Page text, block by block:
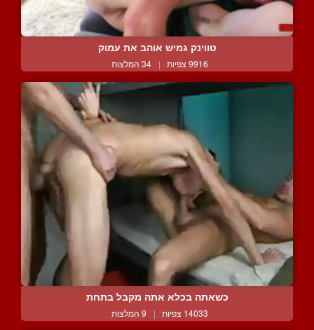
טווינק גמיש אוהב את עמוק
9916 צפיות | 34 המלצות
כשאתה בכלא אתה מקבל בתחת
14033 צפיות | 9 המלצות